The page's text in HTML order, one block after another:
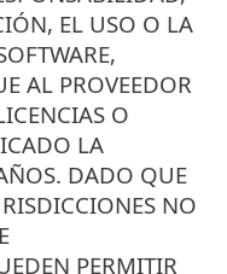
EL USO O LA
AL PROVEEDOR
O
LA
DADO QUE
NO
PERMITIR